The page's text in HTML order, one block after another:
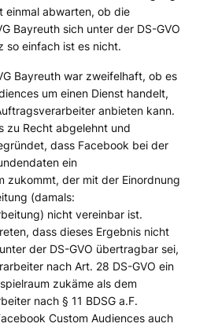
einmal abwarten, ob die
Bayreuth sich unter der DS-GVO
so einfach ist es nicht.
Bayreuth war zweifelhaft, ob es
um einen Dienst handelt,
anbieten kann.
zu Recht abgelehnt und
dass Facebook bei der
ein
zukommt, der mit der Einordnung
(damals:
nicht vereinbar ist.
dass dieses Ergebnis nicht
der DS-GVO übertragbar sei,
nach Art. 28 DS-GVO ein
zukäme als dem
nach § 11 BDSG a.F.
Custom Audiences auch